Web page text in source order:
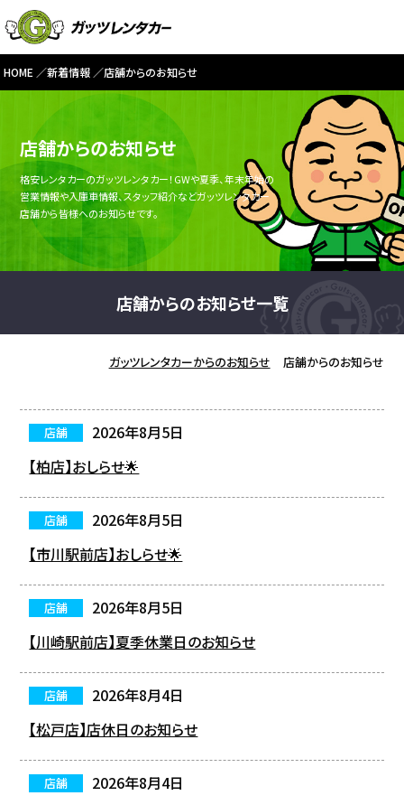
HOME 新着情報 店舗からのお知らせ
店舗からのお知らせ
格安レンタカーのガッツレンタカー！GWや夏季、年末年始の
営業情報や入庫車情報、スタッフ紹介などガッツレンタカー
店舗から皆様へのお知らせです。
店舗からのお知らせ一覧
ガッツレンタカーからのお知らせ 店舗からのお知らせ
2026年8月5日
店舗
【柏店】おしらせ🌟
2026年8月5日
店舗
【市川駅前店】おしらせ🌟
2026年8月5日
店舗
【川崎駅前店】夏季休業日のお知らせ
2026年8月4日
店舗
【松戸店】店休日のお知らせ
2026年8月4日
店舗